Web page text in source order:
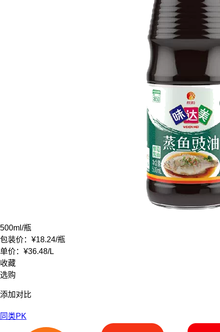
500ml /瓶
包装价： ¥18.24/瓶
单价： ¥36.48/L
收藏
选购
添加对比
同类PK